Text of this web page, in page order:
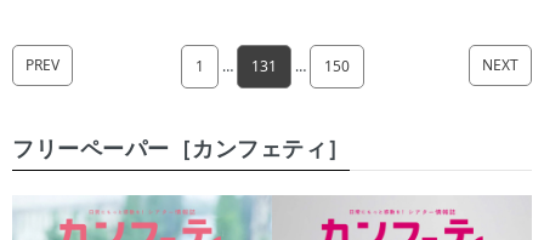
PREV 1 … 131 … 150 NEXT
フリーペーパー［カンフェティ］